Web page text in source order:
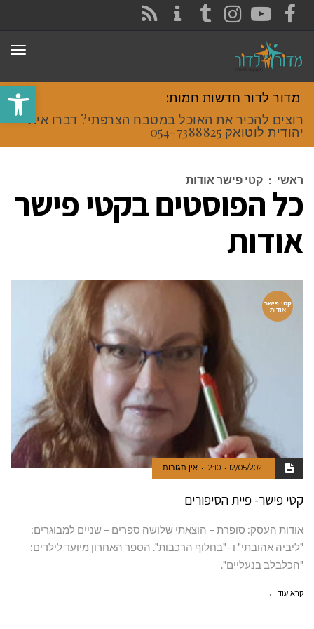
פתח
FACEBOOK
YOUTUBE
INSTAGRAM
TUMBLR
מדור לדור חדשות חמות:
רוצים להכיר את האוכל במטבח הצרפתי? דברו איתי
יהודית לוטואק 054-7388825.
ראשי : קטי פישר אודות
כל הפוסטים בקטי פישר
אודות
קטי פישר
אודות
12/05/2021
12:10 אין תגובות
קטי פישר- פיית הסיפורים
אודות העסק: סופרת – הוצאתי שלושה ספרים – שניים למבוגרים:
"ליביה אהובתי" ו -"בחלוף הרכבות". הספר האחרון מיועד לילדים:
"הכלבלב בנעליים".
קרא עוד ←